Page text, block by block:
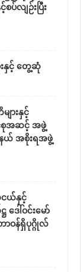
ပ်လျဉ်းပြီး
းနှင့် တွေ့ဆုံ
ားနှင့်
င်စုအဆင့် အဖွဲ့
ည်နယ် အစိုးရအဖွဲ့
ယ်နှင့်
ေါ်ဝင်းမော်
ာဝန်ရှိပုဂ္ဂိုလ်